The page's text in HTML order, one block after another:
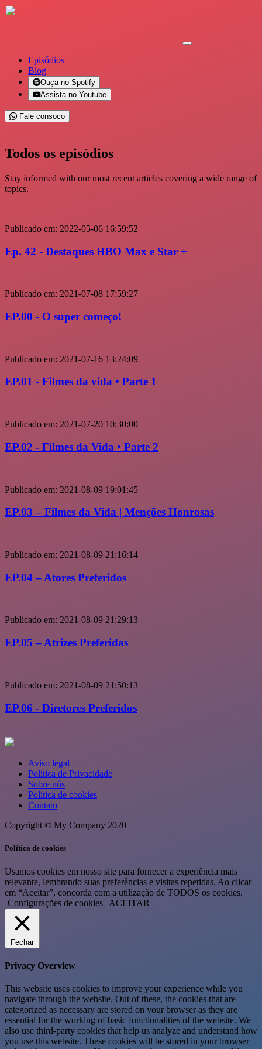
Episódios
Blog
Ouça no Spotify
Assista no Youtube
Fale consoco
Todos os episódios
Stay informed with our most recent articles covering a wide range of
topics.
Publicado em: 2022-05-06 16:59:52
Ep. 42 - Destaques HBO Max e Star +
Publicado em: 2021-07-08 17:59:27
EP.00 - O super começo!
Publicado em: 2021-07-16 13:24:09
EP.01 - Filmes da vida • Parte 1
Publicado em: 2021-07-20 10:30:00
EP.02 - Filmes da Vida • Parte 2
Publicado em: 2021-08-09 19:01:45
EP.03 – Filmes da Vida | Menções Honrosas
Publicado em: 2021-08-09 21:16:14
EP.04 – Atores Preferidos
Publicado em: 2021-08-09 21:29:13
EP.05 – Atrizes Preferidas
Publicado em: 2021-08-09 21:50:13
EP.06 - Diretores Preferidos
Aviso legal
Política de Privacidade
Sobre nós
Política de cookies
Contato
Copyright © My Company 2020
Política de cookies
Usamos cookies em nosso site para fornecer a experiência mais
relevante, lembrando suas preferências e visitas repetidas. Ao clicar
em “Aceitar”, concorda com a utilização de TODOS os cookies.
Configurações de cookies
ACEITAR
Fechar
Privacy Overview
This website uses cookies to improve your experience while you
navigate through the website. Out of these, the cookies that are
categorized as necessary are stored on your browser as they are
essential for the working of basic functionalities of the website. We
also use third-party cookies that help us analyze and understand how
you use this website. These cookies will be stored in your browser